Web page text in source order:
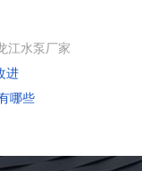
江水泵厂家
进
哪些